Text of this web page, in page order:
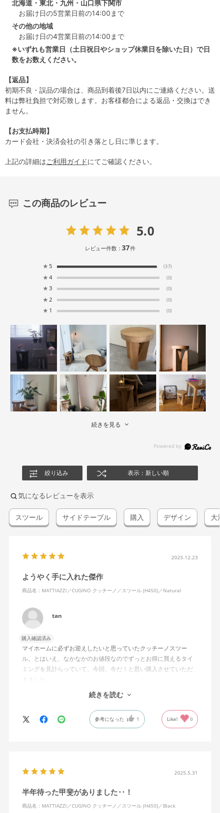
北海道・東北・九州・山口県下関市
お届け日の5営業日前の14:00まで
その他の地域
お届け日の4営業日前の14:00まで
※いずれも営業日（土日祝日やショップ休業日を除いた日）で日
数をお数えください。
【返品】
初期不良・誤品の場合は、商品到着後7日以内にご連絡ください。送
料は弊社負担で対応致します。お客様都合による返品・交換はでき
ません。
【お支払時期】
カード会社・決済会社の引き落とし日に準じます。
上記の詳細はご利用ガイドにてご確認ください。
この商品のレビュー
5.0
レビュー件数：37件
★ 5 (37)
★ 4 (0)
★ 3 (0)
★ 2 (0)
★ 1 (0)
続きを見る
絞り込み 表示：新しい順
気になるレビューを表示
スツール サイドテーブル 購入 デザイン 大
2025.12.23
ようやく手に入れた傑作
商品名：MATTIAZZI／CUGINO クッチーノ／スツール (H450)／Natural
tan
購入確認済み
マイホームに必ずお迎えしたいと思っていたクッチーノスツー
ル。とはいえ、なかなかのお値段なのでずっとお得に買えるタイ
ミングを見計らっていて、今回、今だ！と思い購入させていただ
重みとオークの質感が本当に素敵で…
ブラックと迷ったこともあったのですが、木目がとても綺麗であ
ることと、我が家のインテリアとの相性を考えても、やはりナチ
ュラルにしてよかったです。
続きを読む
参考になった 1 Like! 0
2025.5.31
半年待った甲斐がありました‥！
商品名：MATTIAZZI／CUGINO クッチーノ／スツール (H450)／Black